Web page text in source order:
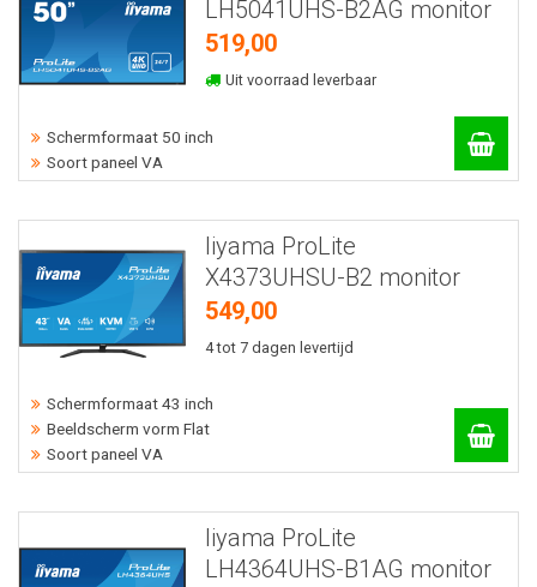
LH5041UHS-B2AG monitor
519,00
Uit voorraad leverbaar
Schermformaat 50 inch
Soort paneel VA
Iiyama ProLite
X4373UHSU-B2 monitor
549,00
4 tot 7 dagen levertijd
Schermformaat 43 inch
Beeldscherm vorm Flat
Soort paneel VA
Iiyama ProLite
LH4364UHS-B1AG monitor